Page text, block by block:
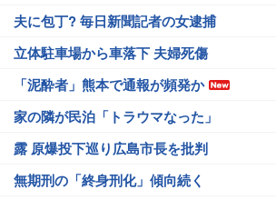
夫に包丁? 毎日新聞記者の女逮捕
立体駐車場から車落下 夫婦死傷
「泥酔者」熊本で通報が頻発か
家の隣が民泊「トラウマなった」
露 原爆投下巡り広島市長を批判
無期刑の「終身刑化」傾向続く